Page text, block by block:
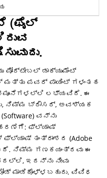
(ಫೈಲ್
ಪೋರ್ಟೇಬಲ್ ಡಾಕ್ಯುಮೆಂಟ್
ಮತ್ತು ಪವರ್ ಪಾಯಿಂಟ್ ಗಳಂತಹ
ಲಭ್ಯವಿದೆ. ಈ
ನಿಮ್ಮ ಬ್ರೌಸರ್, ಅವಶ್ಯಕ
ವನ್ನು
ಫ್ಲ್ಯಾಷ್
ತಂತ್ರಾಂಶದ (Adobe
ನಿಮ್ಮ ಗಣಕಯಂತ್ರವು ಈ
ಇದನ್ನು ನೀವು
ಮಾಡಿಕೊಳ್ಳಬಹುದು. ವಿವಿಧ